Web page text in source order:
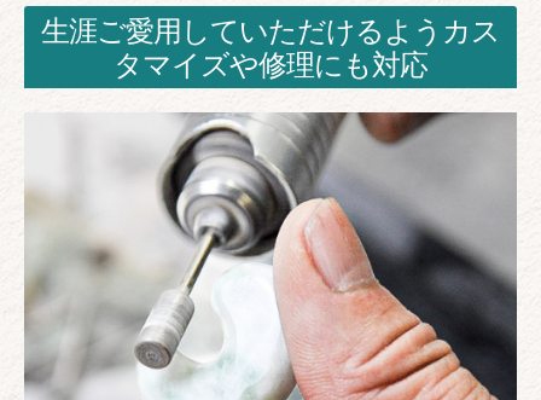
生涯ご愛用していただけるようカス
タマイズや修理にも対応